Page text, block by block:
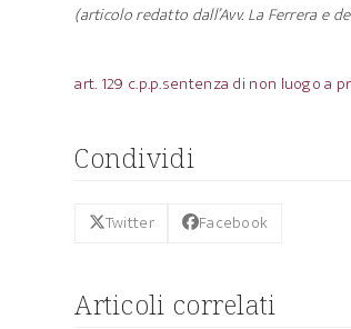
(articolo redatto dall’Avv. La Ferrera e
art. 129 c.p.p.sentenza di non luogo a
Condividi
Twitter Facebook
Articoli correlati